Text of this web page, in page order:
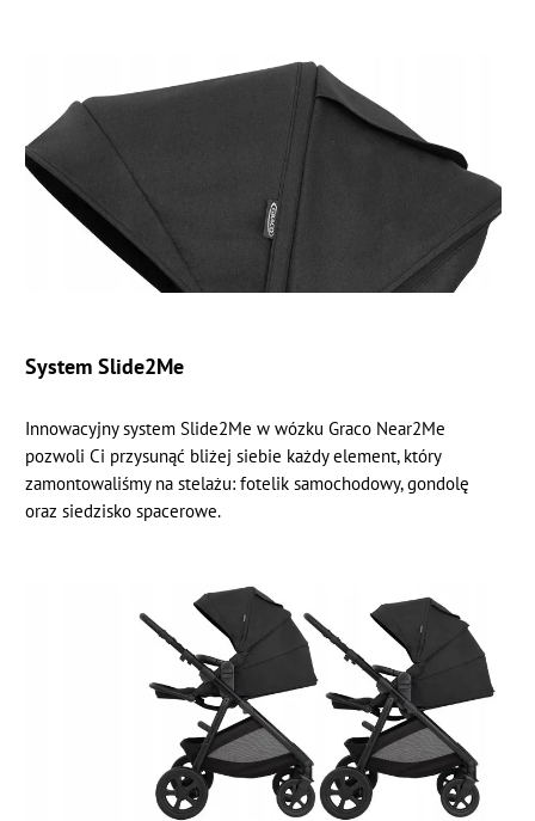
System Slide2Me
Innowacyjny system Slide2Me w wózku Graco Near2Me
pozwoli Ci przysunąć bliżej siebie każdy element, który
zamontowaliśmy na stelażu: fotelik samochodowy, gondolę
oraz siedzisko spacerowe.